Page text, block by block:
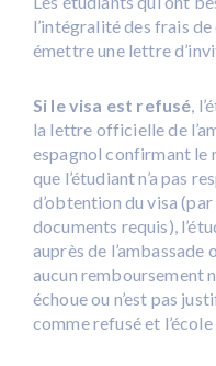
l’intégralité des frais de
émettre une lettre
Si le visa est refusé,
la lettre officielle de
espagnol confirmant le
que l’étudiant n’a pas
d’obtention du visa (par
documents requis),
auprès de l’ambassade
aucun remboursement
échoue ou n’est pas
comme refusé et